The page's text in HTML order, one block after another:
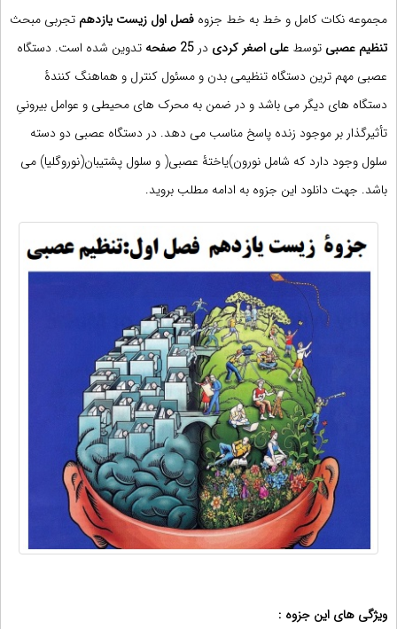
مجموعه نکات کامل و خط به خط جزوه فصل اول زیست یازدهم تجربی مبحث
تنظیم عصبی
علی اصغر کردی در 25 صفحه تدوین شده است. دستگاه
عصبی مهم ترین دستگاه تنظیمی بدن و مسئول کنترل و هماهنگ کنندۀ
دستگاه های دیگر می باشد و در ضمن به محرک های محیطی و عوامل بیرونیِ
تأثیرگذار بر موجود زنده پاسخ مناسب می دهد. در دستگاه عصبی دو دسته
سلول وجود دارد که شامل نورون)یاختۀ عصبی( و سلول پشتیبان(نوروگلیا) می
باشد. جهت دانلود این جزوه به ادامه مطلب بروید.
ویژگی های این جزوه :